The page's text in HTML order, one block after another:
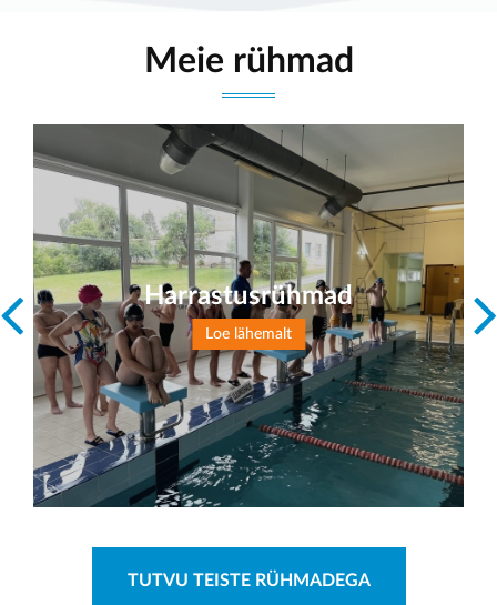
Meie rühmad
Harrastusrühmad
Loe lähemalt
TUTVU TEISTE RÜHMADEGA